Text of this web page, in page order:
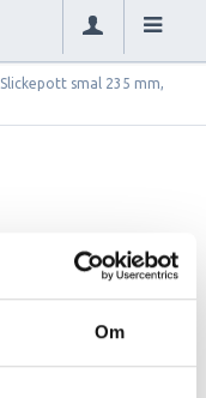
Om
Slickepott smal 235 mm,